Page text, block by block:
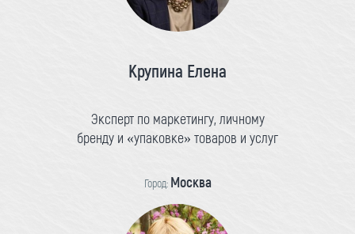
Крупина Елена
Эксперт по маркетингу, личному
бренду и «упаковке» товаров и услуг
Город: Москва